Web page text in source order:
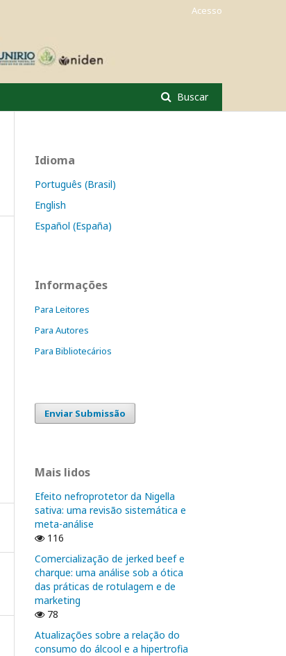
Buscar
Acesso
Idioma
Português (Brasil)
English
Español (España)
Informações
Para Leitores
Para Autores
Para Bibliotecários
Enviar Submissão
Mais lidos
Efeito nefroprotetor da Nigella
sativa: uma revisão sistemática e
meta-análise
116
Comercialização de jerked beef e
charque: uma análise sob a ótica
das práticas de rotulagem e de
marketing
78
Atualizações sobre a relação do
consumo do álcool e a hipertrofia